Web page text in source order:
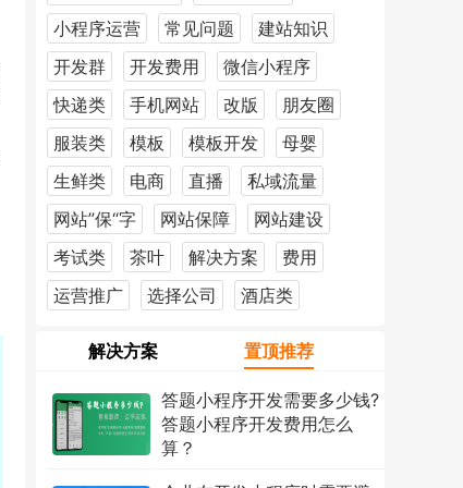
小程序运营
常见问题
建站知识
开发群
开发费用
微信小程序
快递类
手机网站 改版
朋友圈
服装类
模板 模板开发
母婴
生鲜类
电商 直播
私域流量
网站”保“字
网站保障
网站建设
考试类
茶叶 解决方案
费用
运营推广
选择公司 酒店类
解决方案 置顶推荐
答题小程序开发需要多少钱?
答题小程序开发费用怎么
算？